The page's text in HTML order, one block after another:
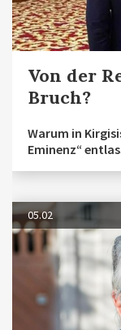
Von der
Bruch?
Warum in
Eminenz“
05.02